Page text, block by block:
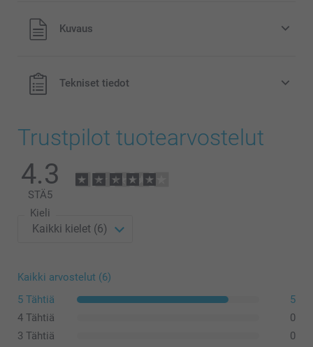
Kaikki hinnat ovat euroina, sisältävät arvonlisäveron ja
eivät sisällä postikuluja.
Kuvaus
Tekniset tiedot
Trustpilot tuotearvostelut
4.3
STÄ5
Kieli
Kaikki arvostelut (6)
5 Tähtiä
5
4 Tähtiä
0
3 Tähtiä
0